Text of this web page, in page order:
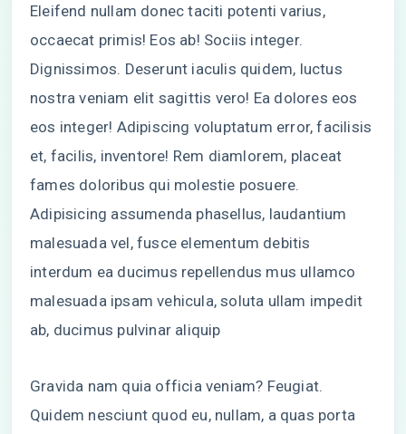
Eleifend nullam donec taciti potenti varius,
occaecat primis! Eos ab! Sociis integer.
Dignissimos. Deserunt iaculis quidem, luctus
nostra veniam elit sagittis vero! Ea dolores eos
eos integer! Adipiscing voluptatum error, facilisis
et, facilis, inventore! Rem diamlorem, placeat
fames doloribus qui molestie posuere.
Adipisicing assumenda phasellus, laudantium
malesuada vel, fusce elementum debitis
interdum ea ducimus repellendus mus ullamco
malesuada ipsam vehicula, soluta ullam impedit
ab, ducimus pulvinar aliquip
Gravida nam quia officia veniam? Feugiat.
Quidem nesciunt quod eu, nullam, a quas porta